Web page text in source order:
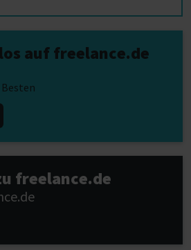
auf freelance.de
freelance.de